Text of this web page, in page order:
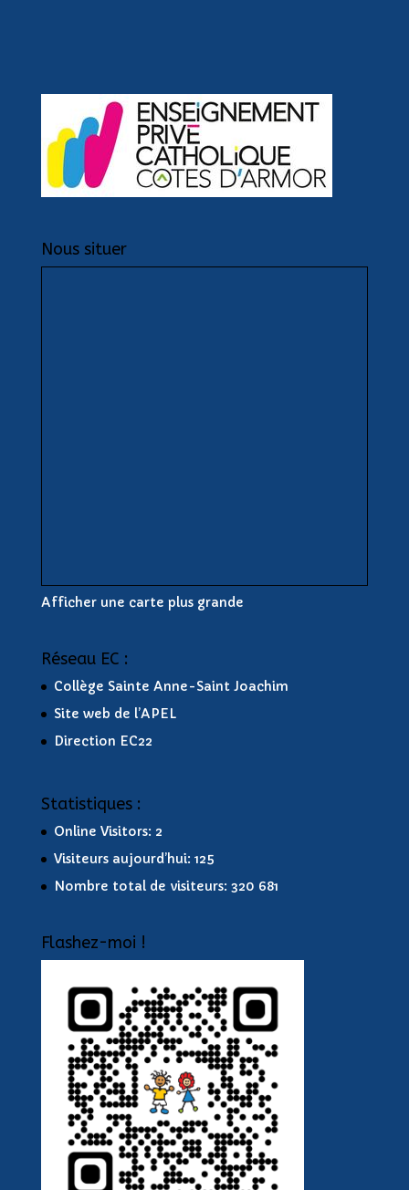
Nous situer
Afficher une carte plus grande
Réseau EC :
Collège Sainte Anne-Saint Joachim
Site web de l’APEL
Direction EC22
Statistiques :
Online Visitors: 2
Visiteurs aujourd’hui: 125
Nombre total de visiteurs: 320 681
Flashez-moi !